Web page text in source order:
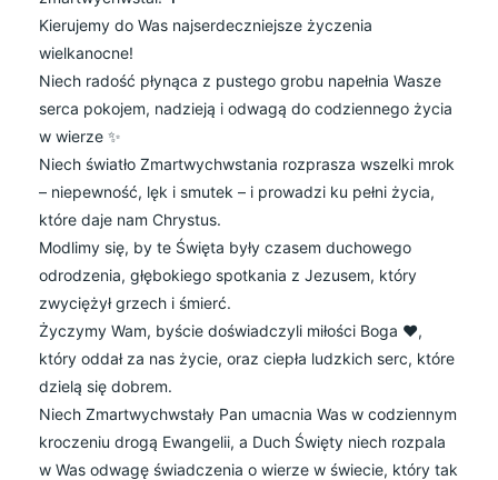
Kierujemy do Was najserdeczniejsze życzenia
wielkanocne!
Niech radość płynąca z pustego grobu napełnia Wasze
serca pokojem, nadzieją i odwagą do codziennego życia
w wierze ✨
Niech światło Zmartwychwstania rozprasza wszelki mrok
– niepewność, lęk i smutek – i prowadzi ku pełni życia,
które daje nam Chrystus.
Modlimy się, by te Święta były czasem duchowego
odrodzenia, głębokiego spotkania z Jezusem, który
zwyciężył grzech i śmierć.
Życzymy Wam, byście doświadczyli miłości Boga ❤️,
który oddał za nas życie, oraz ciepła ludzkich serc, które
dzielą się dobrem.
Niech Zmartwychwstały Pan umacnia Was w codziennym
kroczeniu drogą Ewangelii, a Duch Święty niech rozpala
w Was odwagę świadczenia o wierze w świecie, który tak